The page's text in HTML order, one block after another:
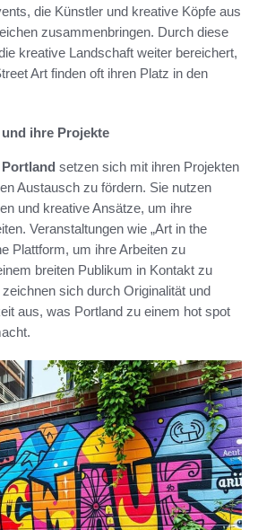
die Künstler und kreative Köpfe aus
zusammenbringen. Durch diese
kreative Landschaft weiter bereichert,
Art finden oft ihren Platz in den
ihre Projekte
setzen sich mit ihren Projekten
Austausch zu fördern. Sie nutzen
und kreative Ansätze, um ihre
Veranstaltungen wie „Art in the
Plattform, um ihre Arbeiten zu
breiten Publikum in Kontakt zu
sich durch Originalität und
aus, was Portland zu einem hot spot